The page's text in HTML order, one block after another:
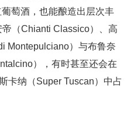
萄酒，也能酿造出层次丰
（Chianti Classico）、高
Montepulciano）与布鲁奈
），有时甚至还会在
卡纳（Super Tuscan）中占